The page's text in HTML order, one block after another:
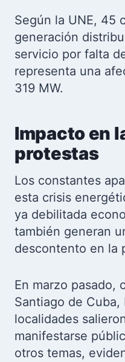
Según la UNE, 45
generación
servicio por falta
representa una
319 MW.
Impacto en
protestas
Los constantes
esta crisis
ya debilitada
también generan
descontento en la
En marzo pasado,
Santiago de Cuba,
localidades
manifestarse
otros temas,